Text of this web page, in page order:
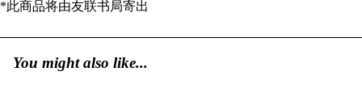
*此商品将由友联书局寄出
You might also like...